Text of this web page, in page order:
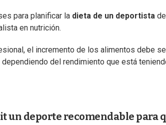
para planificar la dieta de un deportista
en nutrición.
el incremento de los alimentos debe
del rendimiento que está
un deporte recomendable para